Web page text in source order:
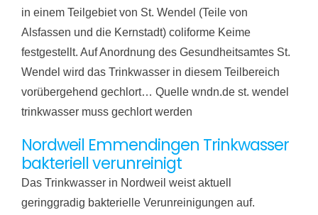
in einem Teilgebiet von St. Wendel (Teile von
Alsfassen und die Kernstadt) coliforme Keime
festgestellt. Auf Anordnung des Gesundheitsamtes St.
Wendel wird das Trinkwasser in diesem Teilbereich
vorübergehend gechlort… Quelle wndn.de st. wendel
trinkwasser muss gechlort werden
Nordweil Emmendingen Trinkwasser
bakteriell verunreinigt
Das Trinkwasser in Nordweil weist aktuell
geringgradig bakterielle Verunreinigungen auf.